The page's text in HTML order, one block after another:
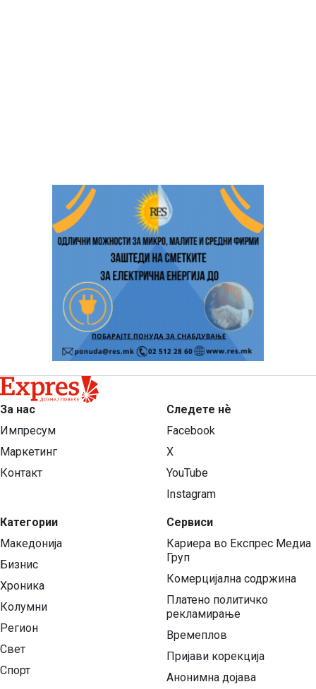
За нас
Импресум
Маркетинг
Контакт
Категории
Македонија
Бизнис
Хроника
Колумни
Регион
Свет
Спорт
Следете нѐ
Facebook
X
YouTube
Instagram
Сервиси
Кариера во Експрес Медиа
Груп
Комерцијална содржина
Платено политичко
рекламирање
Времеплов
Пријави корекција
Анонимна дојава